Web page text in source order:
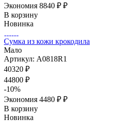
Экономия 8840 ₽ ₽
В корзину
Новинка
Сумка из кожи крокодила
Мало
Артикул: A0818R1
40320 ₽
44800 ₽
-10%
Экономия 4480 ₽ ₽
В корзину
Новинка